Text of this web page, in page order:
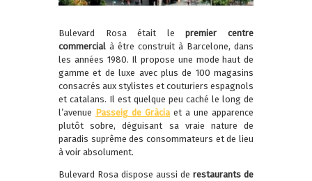
Bulevard Rosa était lepremier centre
commercial à être construit à Barcelone, dans
les années 1980. Il propose une mode haut de
gamme et de luxe avec plus de 100 magasins
consacrés aux stylistes et couturiers espagnols
et catalans. Il est quelque peu caché le long de
l’avenue Passeig de Gràcia et a une apparence
plutôt sobre, déguisant sa vraie nature de
paradis suprême des consommateurs et de lieu
à voir absolument.
Bulevard Rosa dispose aussi de restaurants de